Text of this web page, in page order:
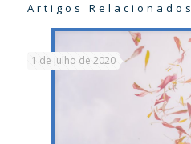
Artigos Relacionados
1 de julho de 2020